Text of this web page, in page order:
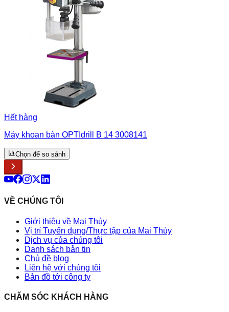
Hết hàng
Máy khoan bàn OPTIdrill B 14 3008141
Chọn để so sánh
VỀ CHÚNG TÔI
Giới thiệu về Mai Thủy
Vị trí Tuyển dụng/Thực tập của Mai Thủy
Dịch vụ của chúng tôi
Danh sách bản tin
Chủ đề blog
Liên hệ với chúng tôi
Bản đồ tới công ty
CHĂM SÓC KHÁCH HÀNG